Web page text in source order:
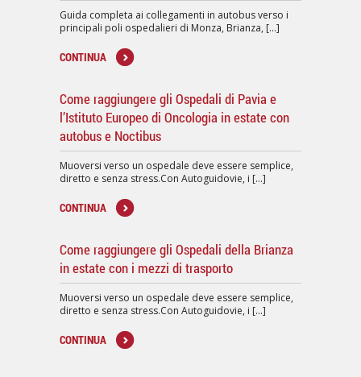
Guida completa ai collegamenti in autobus verso i
principali poli ospedalieri di Monza, Brianza, [...]
CONTINUA
Come raggiungere gli Ospedali di Pavia e
l’Istituto Europeo di Oncologia in estate con
autobus e Noctibus
Muoversi verso un ospedale deve essere semplice,
diretto e senza stress.Con Autoguidovie, i [...]
CONTINUA
Come raggiungere gli Ospedali della Brianza
in estate con i mezzi di trasporto
Muoversi verso un ospedale deve essere semplice,
diretto e senza stress.Con Autoguidovie, i [...]
CONTINUA